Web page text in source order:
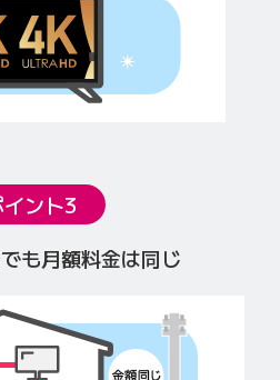
ント3
も月額料金は同じ